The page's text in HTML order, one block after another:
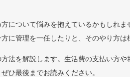
について悩みを抱えているかもしれ
に管理を一任したりと、そのやり方は
法を解説します。生活費の支払い方
ひ最後までお読みください。